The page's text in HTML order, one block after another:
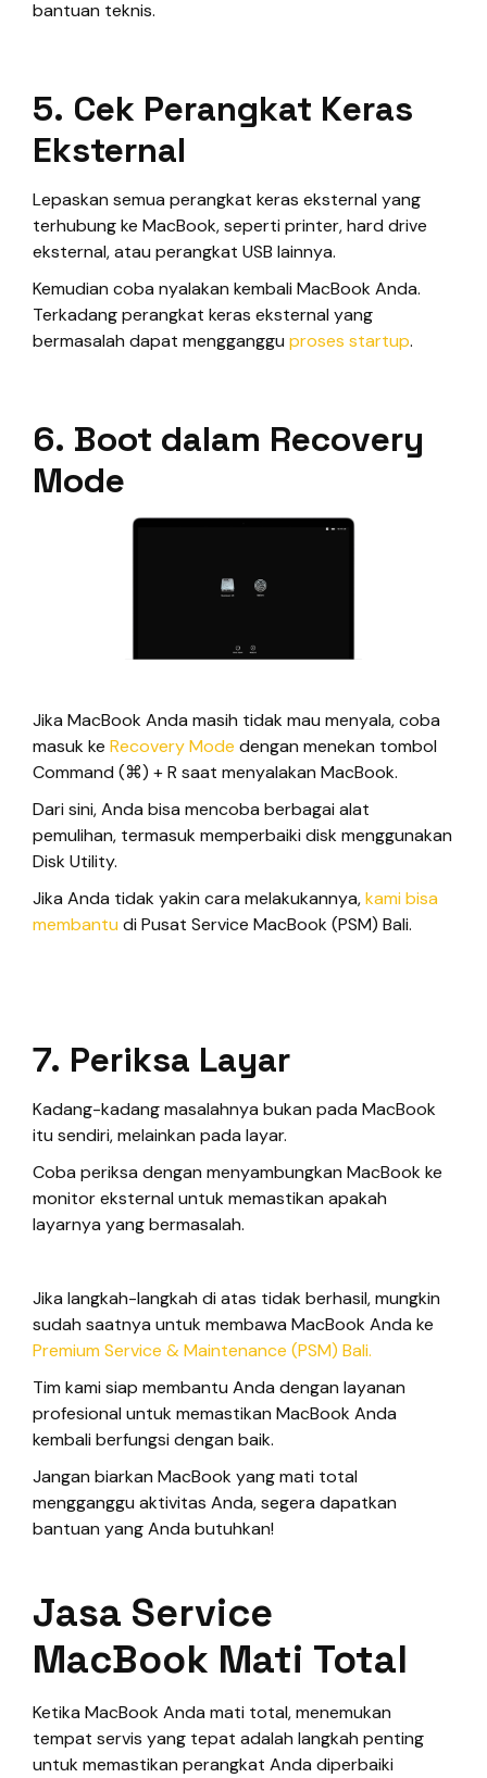
bantuan teknis.
5. Cek Perangkat Keras
Eksternal
Lepaskan semua perangkat keras eksternal yang
terhubung ke MacBook, seperti printer, hard drive
eksternal, atau perangkat USB lainnya.
Kemudian coba nyalakan kembali MacBook Anda.
Terkadang perangkat keras eksternal yang
bermasalah dapat mengganggu proses startup.
6. Boot dalam Recovery
Mode
Jika MacBook Anda masih tidak mau menyala, coba
masuk ke Recovery Mode dengan menekan tombol
Command (⌘) + R saat menyalakan MacBook.
Dari sini, Anda bisa mencoba berbagai alat
pemulihan, termasuk memperbaiki disk menggunakan
Disk Utility.
Jika Anda tidak yakin cara melakukannya,kami bisa
membantu di Pusat Service MacBook (PSM) Bali.
7. Periksa Layar
Kadang-kadang masalahnya bukan pada MacBook
itu sendiri, melainkan pada layar.
Coba periksa dengan menyambungkan MacBook ke
monitor eksternal untuk memastikan apakah
layarnya yang bermasalah.
Jika langkah-langkah di atas tidak berhasil, mungkin
sudah saatnya untuk membawa MacBook Anda ke
Premium Service & Maintenance (PSM) Bali.
Tim kami siap membantu Anda dengan layanan
profesional untuk memastikan MacBook Anda
kembali berfungsi dengan baik.
Jangan biarkan MacBook yang mati total
mengganggu aktivitas Anda, segera dapatkan
bantuan yang Anda butuhkan!
Jasa Service
MacBook Mati Total
Ketika MacBook Anda mati total, menemukan
tempat servis yang tepat adalah langkah penting
untuk memastikan perangkat Anda diperbaiki